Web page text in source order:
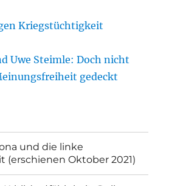
Kriegstüchtigkeit
Uwe Steimle: Doch nicht
gedeckt
und die linke
(erschienen Oktober 2021)